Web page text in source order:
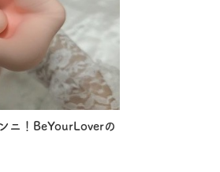
ニ！BeYourLoverの